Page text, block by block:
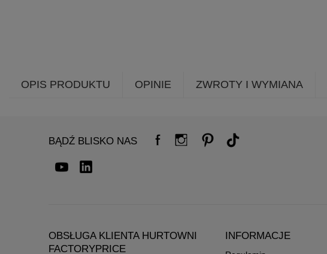
OPIS PRODUKTU OPINIE ZWROTY I WYMIANA
BĄDŹ BLISKO NAS
OBSŁUGA KLIENTA HURTOWNI
FACTORYPRICE
INFORMACJE